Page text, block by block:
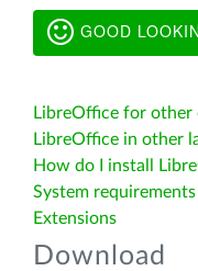
GOOD
LibreOffice for other
LibreOffice in other
How do I install
System requirements
Extensions
Download